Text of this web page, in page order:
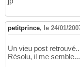
petitprince, le 24/01/
Un vieu post
Résolu, il me semble...